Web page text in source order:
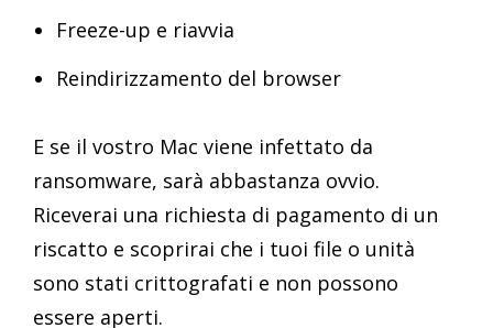
Freeze-up e riavvia
Reindirizzamento del browser
E se il vostro Mac viene infettato da
ransomware, sarà abbastanza ovvio.
Riceverai una richiesta di pagamento di un
riscatto e scoprirai che i tuoi file o unità
sono stati crittografati e non possono
essere aperti.